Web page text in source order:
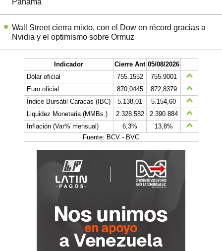
Panamá
Wall Street cierra mixto, con el Dow en récord gracias a
Nvidia y el optimismo sobre Ormuz
Indicador Cierre Ant 05/08/2026
Dólar oficial
755.1552
755.9001
Euro oficial
870,0445
872,8379
Índice Bursátil Caracas (IBC)
5.138,01
5.154,60
Liquidez Monetaria (MMBs.)
2.328.582
2.390.884
Inflación (Var% mensual)
6,3%
13,8%
Fuente: BCV - BVC